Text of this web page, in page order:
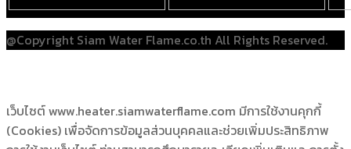
@Copyright Siam Water Flame.co.th All Rights Reserved.
เว็บไซต์ www.heater.siamwaterflame.com มีการใช้งานคุกกี้
(Cookies) เพื่อจัดการข้อมูลส่วนบุคคลและช่วยเพิ่มประสิทธิภาพ